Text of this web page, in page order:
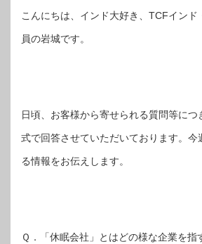
こんにちは、インド大好き、TCFインド
員の岩城です。
日頃、お客様から寄せられる質問等につ
式で回答させていただいております。今
る情報をお伝えします。
Ｑ．「休眠会社」とはどの様な企業を指